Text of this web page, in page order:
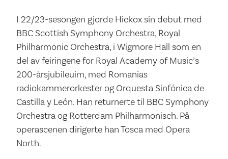
I 22/23-sesongen gjorde Hickox sin debut med
BBC Scottish Symphony Orchestra, Royal
Philharmonic Orchestra, i Wigmore Hall som en
del av feiringene for Royal Academy of Music’s
200-årsjubileuim, med Romanias
radiokammerorkester og Orquesta Sinfónica de
Castilla y León. Han returnerte til BBC Symphony
Orchestra og Rotterdam Philharmonisch. På
operascenen dirigerte han Tosca med Opera
North.